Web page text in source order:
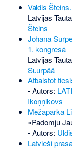
Valdis
Latvijas
Šteins
Johana
1. kongresā
Latvijas
Suurpää
Atbalstot
- Autors:
Ikoņņikovs
Mežaparka
«Padomju
- Autors:
Latvieši